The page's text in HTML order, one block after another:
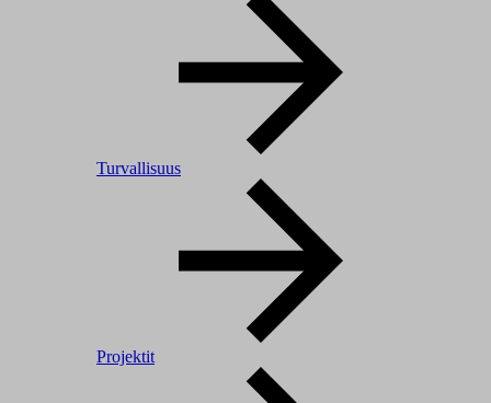
Turvallisuus
Projektit